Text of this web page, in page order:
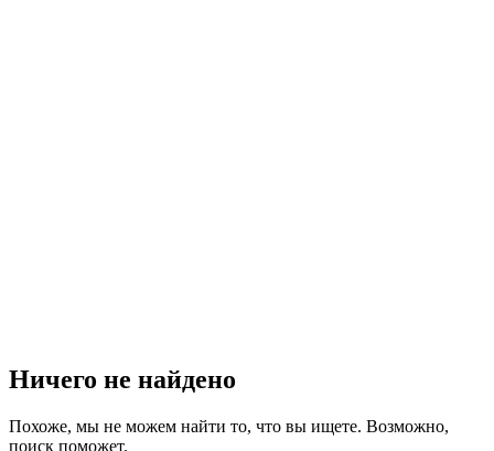
Ничего не найдено
Похоже, мы не можем найти то, что вы ищете. Возможно,
поиск поможет.